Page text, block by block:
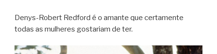
Denys-Robert Redford é o amante que certamente
todas as mulheres gostariam de ter.